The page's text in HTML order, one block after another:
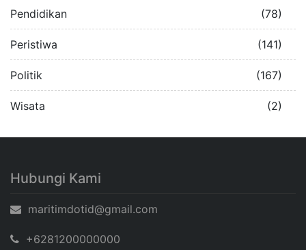
Pendidikan (78)
Peristiwa (141)
Politik (167)
Wisata (2)
Hubungi Kami
maritimdotid@gmail.com
+6281200000000